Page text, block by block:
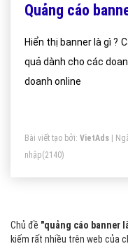
Quảng cáo
Hiển thị banner là gì ?
quả dành cho các
doanh online
Bài viết tạo bởi: VietAds |
nhập(2140)
Chủ đề "quảng cáo banner
kiếm rất nhiều trên web của